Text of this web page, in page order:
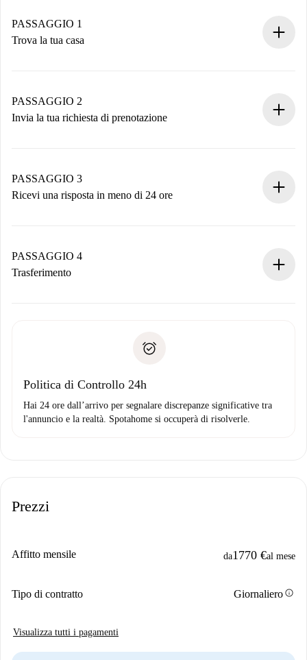
PASSAGGIO 1
Trova la tua casa
Hai tutte le informazioni necessarie in anticipo.
PASSAGGIO 2
Invia la tua richiesta di prenotazione
non accetta.
PASSAGGIO 3
Ricevi una risposta in meno di 24 ore
contatto con il proprietario.
Se rifiutata: non ti addebiteremo nulla e ti proporremo
Domiciliazione del pagamento
PASSAGGIO 4
Trasferimento
solo se non segnali problemi.
Politica di Controllo 24h
Hai 24 ore dall’arrivo per segnalare discrepanze significative tra
l'annuncio e la realtà. Spotahome si occuperà di risolverle.
Prezzi
Affitto mensile da1770 €al mese
Tipo di contratto Giornalieroinfo
Visualizza tutti i pagamenti